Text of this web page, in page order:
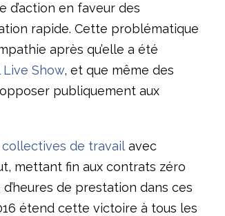
d’action en faveur des
rapide. Cette problématique
après qu’elle a été
Show, et que même des
publiquement aux
de travailavec
mettant fin aux contrats zéro
de prestation dans ces
étend cette victoire à tous les